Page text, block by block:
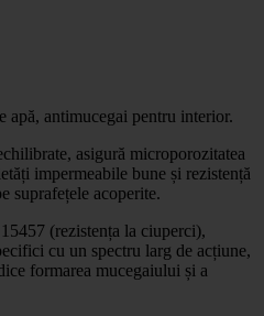
apă, antimucegai pentru interior.
asigură microporozitatea
impermeabile bune și rezistență
suprafețele acoperite.
(rezistența la ciuperci),
cu un spectru larg de acțiune,
formarea mucegaiului și a